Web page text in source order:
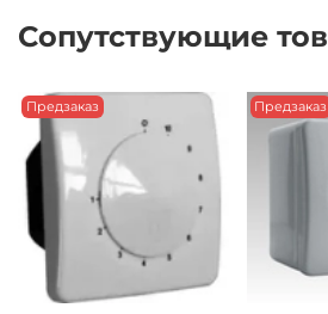
Сопутствующие
Предзаказ Предзаказ